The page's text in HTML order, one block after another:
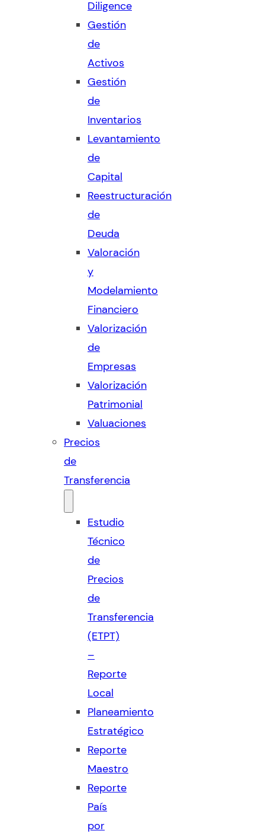
Diligence
Gestión
de
Activos
Gestión
de
Inventarios
Levantamiento
de
Capital
Reestructuración
de
Deuda
Valoración
y
Modelamiento
Financiero
Valorización
de
Empresas
Valorización
Patrimonial
Valuaciones
Precios
de
Transferencia
Estudio
Técnico
de
Precios
de
Transferencia
(ETPT)
–
Reporte
Local
Planeamiento
Estratégico
Reporte
Maestro
Reporte
País
por